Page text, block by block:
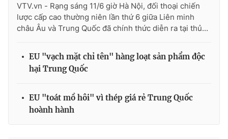
VTV Sức khoẻ Bất động sản
VTV9 VTV8
VTV.vn - Rạng sáng 11/6 giờ Hà Nội, đối thoại chiến
lược cấp cao thường niên lần thứ 6 giữa Liên minh
châu Âu và Trung Quốc đã chính thức diễn ra tại thủ...
EU "vạch mặt chỉ tên" hàng loạt sản phẩm độc
hại Trung Quốc
EU "toát mồ hôi" vì thép giá rẻ Trung Quốc
hoành hành